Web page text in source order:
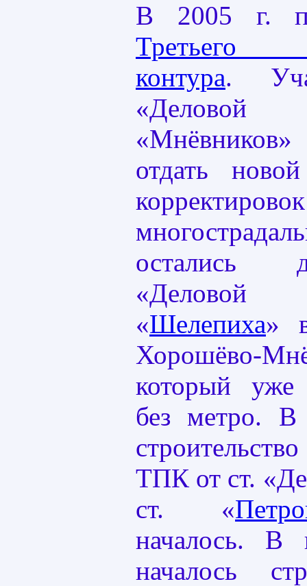
В 2005 г.
Третьего
контура.
«Мнёвников»
отдать
остались
«Шелепиха»
который уже
без метро. В
ТПК от ст.
ст. «
началось. В
началось